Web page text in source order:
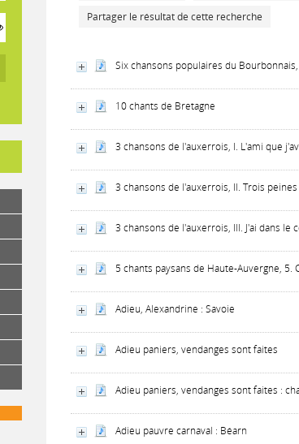
Partager le résultat de cette recherche
Six chansons populaires du
10 chants de Bretagne
3 chansons de l'auxerrois, I. L'ami que
3 chansons de l'auxerrois, II. Trois
3 chansons de l'auxerrois, III. J'ai dans le
5 chants paysans de Haute-Auvergne, 5.
Adieu, Alexandrine : Savoie
Adieu paniers, vendanges sont faites
Adieu paniers, vendanges sont faites :
Adieu pauvre carnaval : Béarn